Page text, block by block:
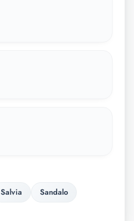
Salvia
Sandalo